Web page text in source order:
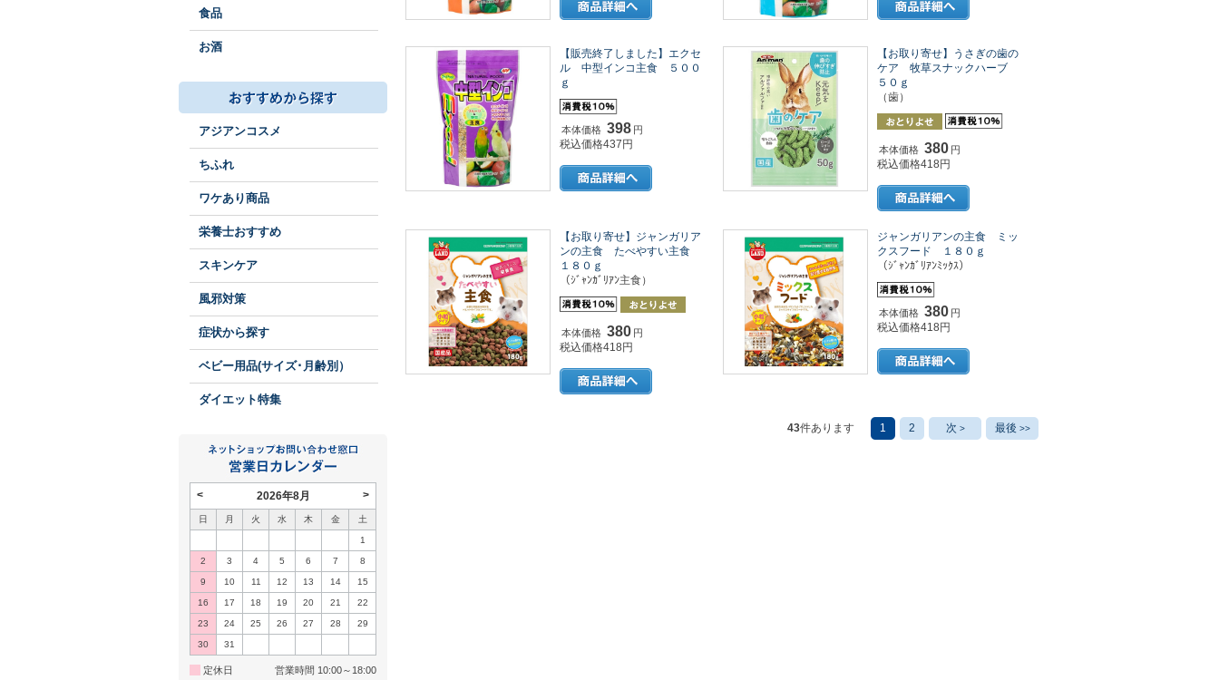
【販売終了しました】エクセ
ル 中型インコ主食 ５００
ｇ
本体価格 398 円
税込価格437円
【お取り寄せ】うさぎの歯の
ケア 牧草スナックハーブ
５０ｇ
（歯）
本体価格 380 円
税込価格418円
【お取り寄せ】ジャンガリア
ンの主食 たべやすい主食
１８０ｇ
（ｼﾞｬﾝｶﾞﾘｱﾝ主食）
本体価格 380 円
税込価格418円
ジャンガリアンの主食 ミッ
クスフード １８０ｇ
（ｼﾞｬﾝｶﾞﾘｱﾝﾐｯｸｽ）
本体価格 380 円
税込価格418円
43件あります 1 2 次 > 最後 >>
食品
お酒
アジアンコスメ
ちふれ
ワケあり商品
栄養士おすすめ
スキンケア
風邪対策
症状から探す
ベビー用品(サイズ･月齢別）
ダイエット特集
< >
2026年8月
日 月 火 水 木 金 土
1
2 3 4 5 6 7 8
9 10 11 12 13 14 15
16 17 18 19 20 21 22
23 24 25 26 27 28 29
30 31
定休日 営業時間 10:00～18:00